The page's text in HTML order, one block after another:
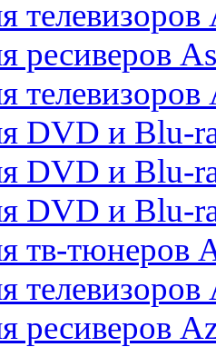
телевизоров
ресиверов
телевизоров
DVD и Blu-
DVD и Blu-
DVD и Blu-
тв-тюнеров
телевизоров
ресиверов